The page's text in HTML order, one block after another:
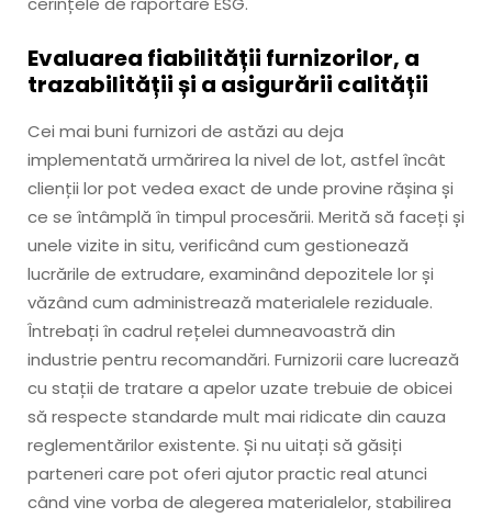
Evaluarea fiabilității furnizorilor, a
trazabilității și a asigurării calității
Cei mai buni furnizori de astăzi au deja
implementată urmărirea la nivel de lot, astfel încât
clienții lor pot vedea exact de unde provine rășina și
ce se întâmplă în timpul procesării. Merită să faceți și
unele vizite in situ, verificând cum gestionează
lucrările de extrudare, examinând depozitele lor și
văzând cum administrează materialele reziduale.
Întrebați în cadrul rețelei dumneavoastră din
industrie pentru recomandări. Furnizorii care lucrează
cu stații de tratare a apelor uzate trebuie de obicei
să respecte standarde mult mai ridicate din cauza
reglementărilor existente. Și nu uitați să găsiți
parteneri care pot oferi ajutor practic real atunci
când vine vorba de alegerea materialelor, stabilirea